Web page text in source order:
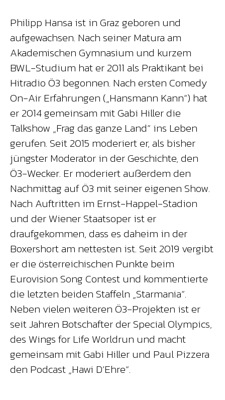
Philipp Hansa ist in Graz geboren und
aufgewachsen. Nach seiner Matura am
Akademischen Gymnasium und kurzem
BWL-Studium hat er 2011 als Praktikant bei
Hitradio Ö3 begonnen. Nach ersten Comedy
On-Air Erfahrungen („Hansmann Kann“) hat
er 2014 gemeinsam mit Gabi Hiller die
Talkshow „Frag das ganze Land“ ins Leben
gerufen. Seit 2015 moderiert er, als bisher
jüngster Moderator in der Geschichte, den
Ö3-Wecker. Er moderiert außerdem den
Nachmittag auf Ö3 mit seiner eigenen Show.
Nach Auftritten im Ernst-Happel-Stadion
und der Wiener Staatsoper ist er
draufgekommen, dass es daheim in der
Boxershort am nettesten ist. Seit 2019 vergibt
er die österreichischen Punkte beim
Eurovision Song Contest und kommentierte
die letzten beiden Staffeln „Starmania“.
Neben vielen weiteren Ö3-Projekten ist er
seit Jahren Botschafter der Special Olympics,
des Wings for Life Worldrun und macht
gemeinsam mit Gabi Hiller und Paul Pizzera
den Podcast „Hawi D’Ehre“.